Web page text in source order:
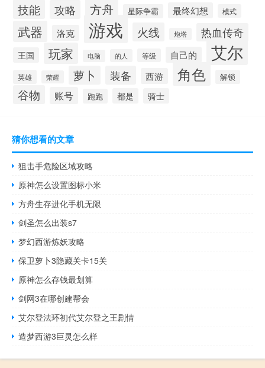
技能 攻略 方舟 星际争霸 最终幻想 模式
武器 洛克 游戏 火线 炮塔 热血传奇
王国 玩家 电脑 的人 等级 自己的 艾尔
英雄 荣耀 萝卜 装备 西游 角色 解锁
谷物 账号 跑跑 都是 骑士
猜你想看的文章
狙击手危险区域攻略
原神怎么设置图标小米
方舟生存进化手机无限
剑圣怎么出装s7
梦幻西游炼妖攻略
保卫萝卜3隐藏关卡15关
原神怎么存钱最划算
剑网3在哪创建帮会
艾尔登法环初代艾尔登之王剧情
造梦西游3巨灵怎么样